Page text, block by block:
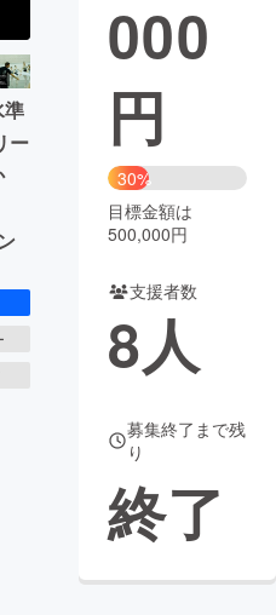
チャレンジ
化
CAMPFIRE Creation
コミュニティ
準
ー
000
円
30%
目標金額は
500,000円
支援者数
8人
募集終了まで残
り
終了